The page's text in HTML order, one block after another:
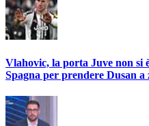
Vlahovic, la porta Juve non
Spagna per prendere Dusan a